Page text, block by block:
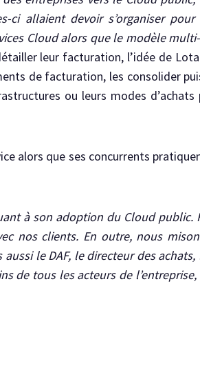
ci allaient devoir s’organiser pour
Cloud alors que le modèle
leur facturation, l’idée de
de facturation, les consolider
ou leurs modes d’achats
alors que ses concurrents
à son adoption du Cloud public.
nos clients. En outre, nous
le DAF, le directeur des achats,
de tous les acteurs de l’entreprise,